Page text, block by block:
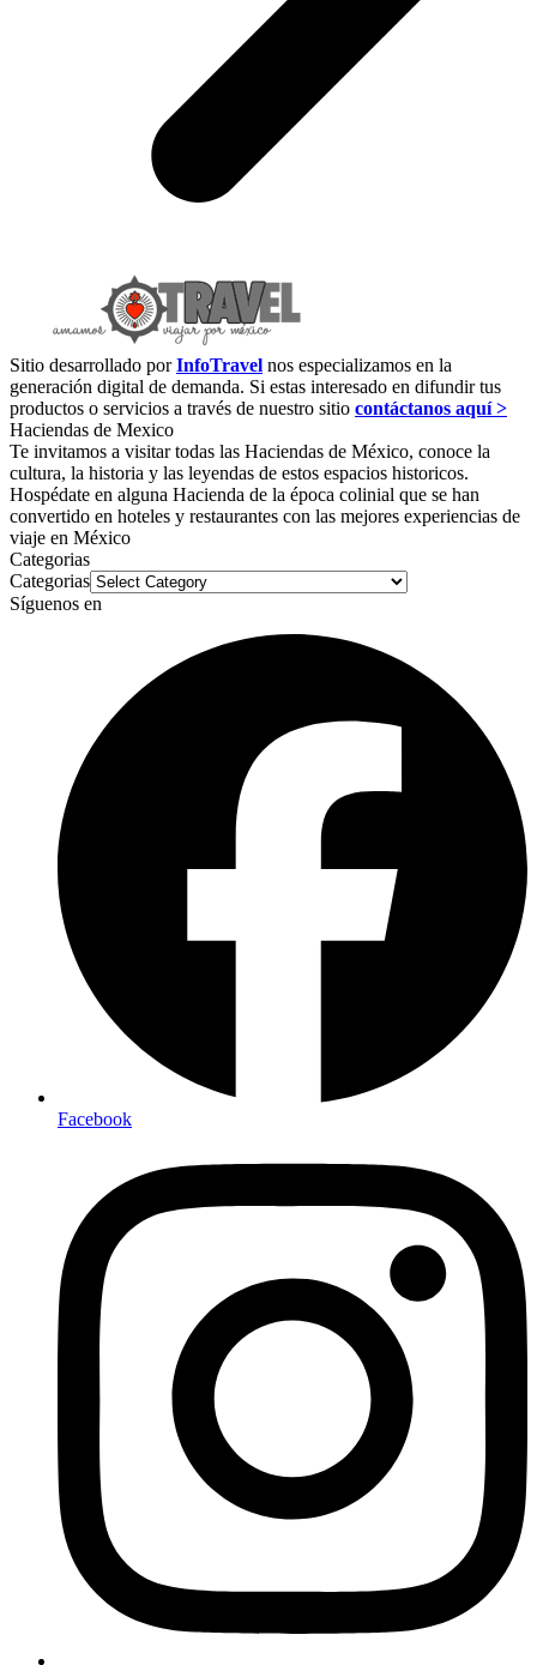
Sitio desarrollado porInfoTravel nos especializamos en la
generación digital de demanda. Si estas interesado en difundir tus
productos o servicios a través de nuestro sitio contáctanos aquí >
Haciendas de Mexico
Te invitamos a visitar todas las Haciendas de México, conoce la
cultura, la historia y las leyendas de estos espacios historicos.
Hospédate en alguna Hacienda de la época colinial que se han
convertido en hoteles y restaurantes con las mejores experiencias de
viaje en México
Categorias
Categorias
Síguenos en
Facebook